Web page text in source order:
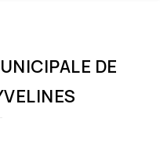
DE